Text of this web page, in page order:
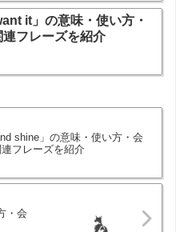
it」の意味・使い方・
フレーズを紹介
shine」の意味・使い方・会
フレーズを紹介
・会